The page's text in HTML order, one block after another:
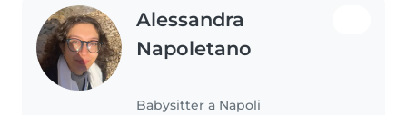
Alessandra
Napoletano
Babysitter a Napoli